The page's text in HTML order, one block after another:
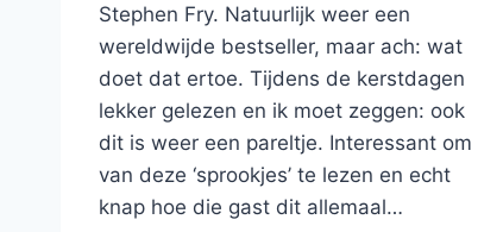
Stephen Fry. Natuurlijk weer een
wereldwijde bestseller, maar ach: wat
doet dat ertoe. Tijdens de kerstdagen
lekker gelezen en ik moet zeggen: ook
dit is weer een pareltje. Interessant om
van deze ‘sprookjes’ te lezen en echt
knap hoe die gast dit allemaal…